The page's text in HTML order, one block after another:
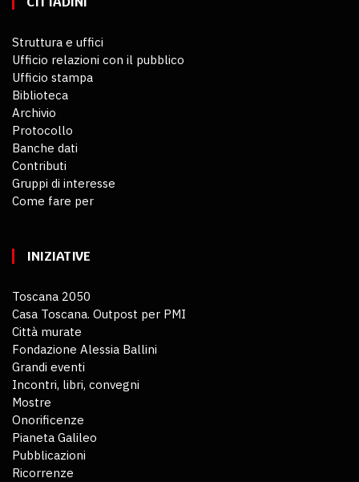
Struttura e uffici
Ufficio relazioni con il pubblico
Ufficio stampa
Biblioteca
Archivio
Protocollo
Banche dati
Contributi
Gruppi di interesse
Come fare per
INIZIATIVE
Toscana 2050
Casa Toscana. Outpost per PMI
Città murate
Fondazione Alessia Ballini
Grandi eventi
Incontri, libri, convegni
Mostre
Onorificenze
Pianeta Galileo
Pubblicazioni
Ricorrenze